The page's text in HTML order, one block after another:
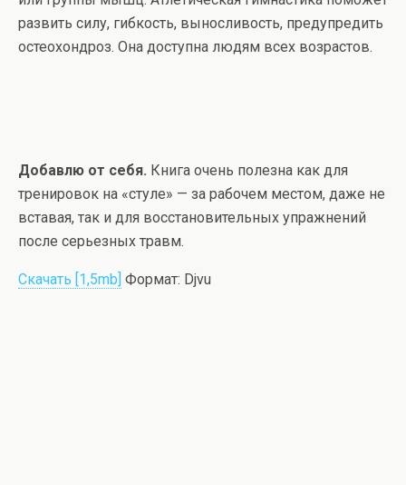
развить силу, гибкость, выносливость, предупредить
остеохондроз. Она доступна людям всех возрастов.
Добавлю от себя. Книга очень полезна как для
тренировок на «стуле» — за рабочем местом, даже не
вставая, так и для восстановительных упражнений
после серьезных травм.
Скачать [1,5mb] Формат: Djvu